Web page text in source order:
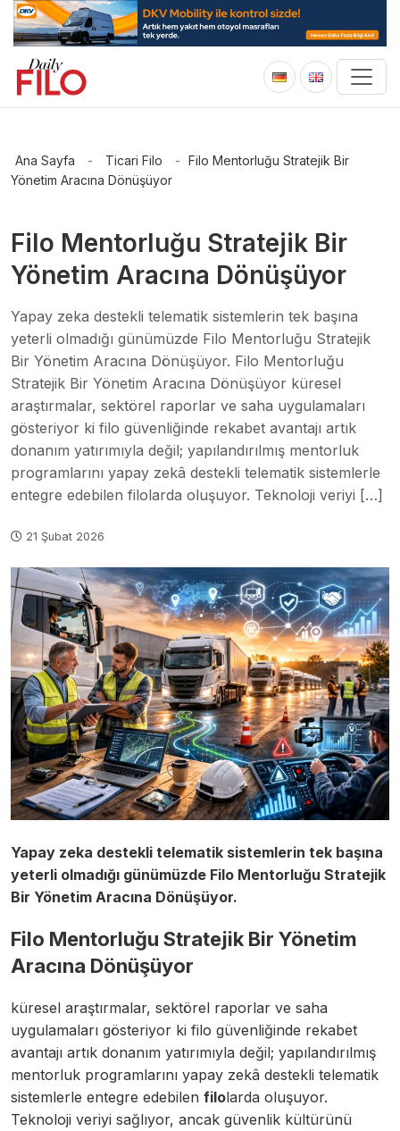
Ana Sayfa - Ticari Filo - Filo Mentorluğu Stratejik Bir
Yönetim Aracına Dönüşüyor
Filo Mentorluğu Stratejik Bir
Yönetim Aracına Dönüşüyor
Yapay zeka destekli telematik sistemlerin tek başına
yeterli olmadığı günümüzde Filo Mentorluğu Stratejik
Bir Yönetim Aracına Dönüşüyor. Filo Mentorluğu
Stratejik Bir Yönetim Aracına Dönüşüyor küresel
araştırmalar, sektörel raporlar ve saha uygulamaları
gösteriyor ki filo güvenliğinde rekabet avantajı artık
donanım yatırımıyla değil; yapılandırılmış mentorluk
programlarını yapay zekâ destekli telematik sistemlerle
entegre edebilen filolarda oluşuyor. Teknoloji veriyi […]
21 Şubat 2026
Yapay zeka destekli telematik sistemlerin tek başına
yeterli olmadığı günümüzde Filo Mentorluğu Stratejik
Bir Yönetim Aracına Dönüşüyor.
Filo Mentorluğu Stratejik Bir Yönetim
Aracına Dönüşüyor
küresel araştırmalar, sektörel raporlar ve saha
uygulamaları gösteriyor ki filo güvenliğinde rekabet
avantajı artık donanım yatırımıyla değil; yapılandırılmış
mentorluk programlarını yapay zekâ destekli telematik
sistemlerle entegre edebilen filolarda oluşuyor.
Teknoloji veriyi sağlıyor, ancak güvenlik kültürünü